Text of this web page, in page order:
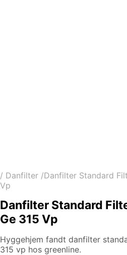
/ Danfilter /Danfilter Standard
Vp
Danfilter Standard
Ge 315 Vp
Hyggehjem fandt danfilter
315 vp hos greenline.